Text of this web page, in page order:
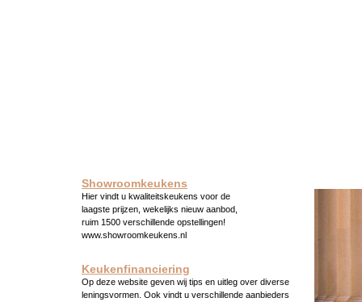
Showroomkeukens
Hier vindt u kwaliteitskeukens voor de
laagste prijzen, wekelijks nieuw aanbod,
ruim 1500 verschillende opstellingen!
www.showroomkeukens.nl
Keukenfinanciering
Op deze website geven wij tips en uitleg over diverse
leningsvormen. Ook vindt u verschillende aanbieders